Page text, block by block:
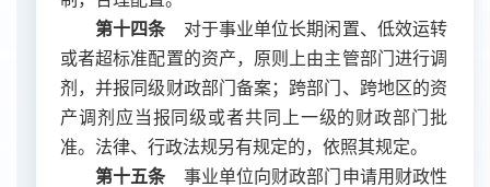
第十四条对于事业单位长期闲置、低效运转
或者超标准配置的资产，原则上由主管部门进行调
剂，并报同级财政部门备案；跨部门、跨地区的资
产调剂应当报同级或者共同上一级的财政部门批
准。法律、行政法规另有规定的，依照其规定。
第十五条事业单位向财政部门申请用财政性